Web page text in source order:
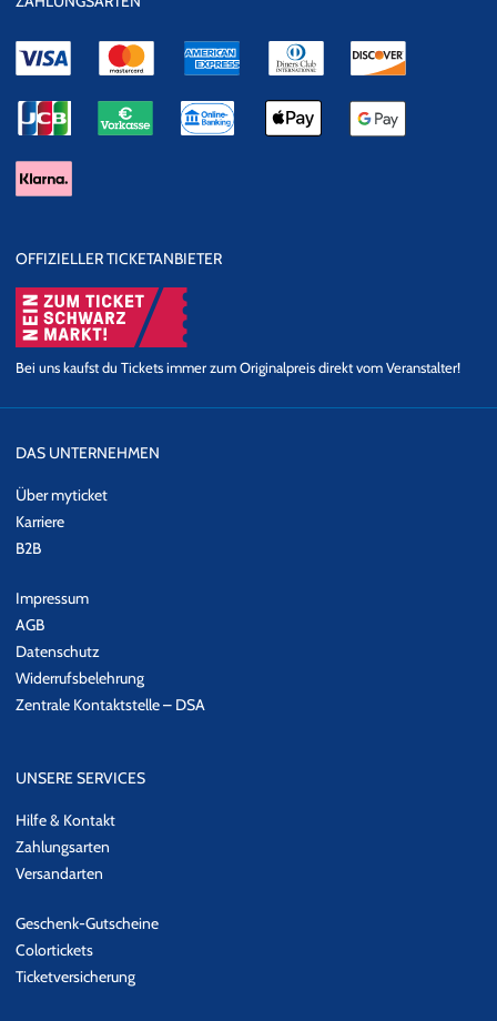
man einfach richtig guten Clubsound, der den Körper zum Beben
OFFIZIELLER TICKETANBIETER
Bei uns kaufst du Tickets immer zum Originalpreis direkt vom Veranstalter!
DAS UNTERNEHMEN
Über myticket
Karriere
B2B
Impressum
AGB
Datenschutz
Widerrufsbelehrung
Zentrale Kontaktstelle – DSA
UNSERE SERVICES
Hilfe & Kontakt
Zahlungsarten
Versandarten
Geschenk-Gutscheine
Colortickets
Ticketversicherung